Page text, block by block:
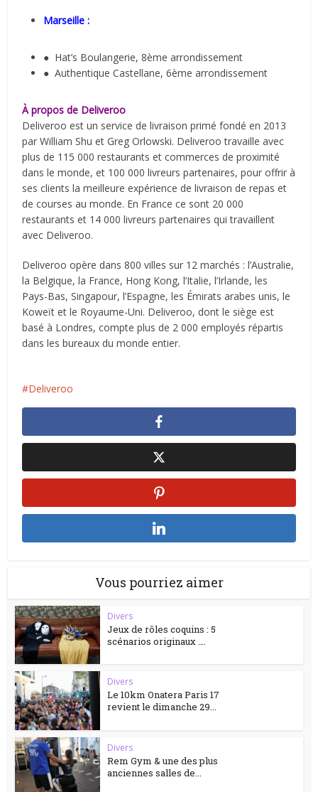
Marseille :
● Hat’s Boulangerie, 8ème arrondissement
● Authentique Castellane, 6ème arrondissement
À propos de Deliveroo
Deliveroo est un service de livraison primé fondé en 2013
par William Shu et Greg Orlowski. Deliveroo travaille avec
plus de 115 000 restaurants et commerces de proximité
dans le monde, et 100 000 livreurs partenaires, pour offrir à
ses clients la meilleure expérience de livraison de repas et
de courses au monde. En France ce sont 20 000
restaurants et 14 000 livreurs partenaires qui travaillent
avec Deliveroo.
Deliveroo opère dans 800 villes sur 12 marchés : l’Australie,
la Belgique, la France, Hong Kong, l’Italie, l’Irlande, les
Pays-Bas, Singapour, l’Espagne, les Émirats arabes unis, le
Koweït et le Royaume-Uni. Deliveroo, dont le siège est
basé à Londres, compte plus de 2 000 employés répartis
dans les bureaux du monde entier.
Deliveroo
Vous pourriez aimer
Divers
Jeux de rôles coquins : 5
scénarios originaux ….
Divers
Le 10km Onatera Paris 17
revient le dimanche 29...
Divers
Rem Gym & une des plus
anciennes salles de...